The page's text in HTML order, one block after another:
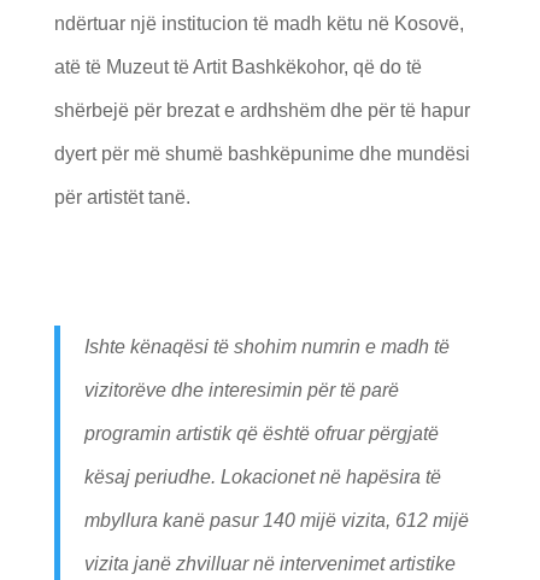
ndërtuar një institucion të madh këtu në Kosovë,
atë të Muzeut të Artit Bashkëkohor, që do të
shërbejë për brezat e ardhshëm dhe për të hapur
dyert për më shumë bashkëpunime dhe mundësi
për artistët tanë.
Ishte kënaqësi të shohim numrin e madh të
vizitorëve dhe interesimin për të parë
programin artistik që është ofruar përgjatë
kësaj periudhe. Lokacionet në hapësira të
mbyllura kanë pasur 140 mijë vizita, 612 mijë
vizita janë zhvilluar në intervenimet artistike